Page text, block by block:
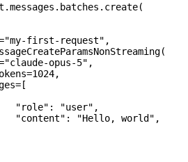
"my-first-request" ,
"claude-opus-5" ,
=1024,
= [
"role"
: "user" ,
"content"
: "Hello, world" ,